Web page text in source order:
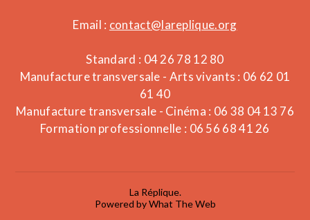
Email : contact@lareplique.org
Standard : 04 26 78 12 80
Manufacture transversale - Arts vivants : 06 62 01
61 40
Manufacture transversale - Cinéma : 06 38 04 13 76
Formation professionnelle : 06 56 68 41 26
La Réplique.
Powered by What The Web